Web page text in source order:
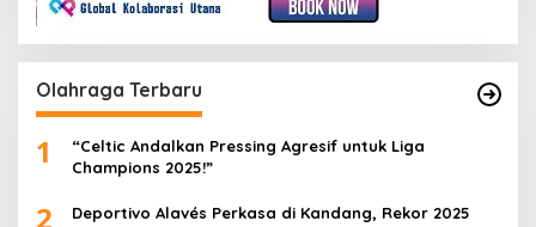
Olahraga Terbaru
1
“Celtic Andalkan Pressing Agresif untuk Liga
Champions 2025!”
2
Deportivo Alavés Perkasa di Kandang, Rekor 2025